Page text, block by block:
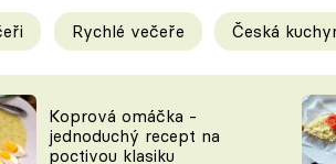
a triky
ZA JÍDLEM
Rychlé večeře Česká
Koprová omáčka -
jednoduchý recept na
poctivou klasiku